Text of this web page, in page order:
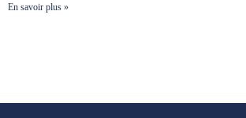
En savoir plus »